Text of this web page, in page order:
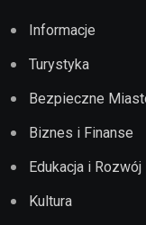
Informacje
Turystyka
Bezpieczne
Biznes i Finanse
Edukacja i Rozwój
Kultura